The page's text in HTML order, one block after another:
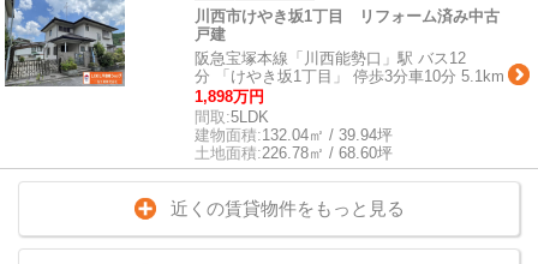
川西市けやき坂1丁目 リフォーム済み中古
戸建
阪急宝塚本線「川西能勢口」駅 バス12
分 「けやき坂1丁目」 停歩3分車10分 5.1km
1,898万円
間取:5LDK
建物面積:132.04㎡ / 39.94坪
土地面積:226.78㎡ / 68.60坪
近くの賃貸物件をもっと見る